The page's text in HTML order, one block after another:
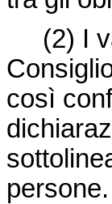
(2) I
così
persone.